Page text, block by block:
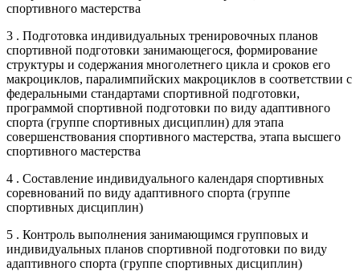
спортивного мастерства
3 . Подготовка индивидуальных тренировочных планов
спортивной подготовки занимающегося, формирование
структуры и содержания многолетнего цикла и сроков его
макроциклов, паралимпийских макроциклов в соответствии с
федеральными стандартами спортивной подготовки,
программой спортивной подготовки по виду адаптивного
спорта (группе спортивных дисциплин) для этапа
совершенствования спортивного мастерства, этапа высшего
спортивного мастерства
4 . Составление индивидуального календаря спортивных
соревнований по виду адаптивного спорта (группе
спортивных дисциплин)
5 . Контроль выполнения занимающимся групповых и
индивидуальных планов спортивной подготовки по виду
адаптивного спорта (группе спортивных дисциплин)